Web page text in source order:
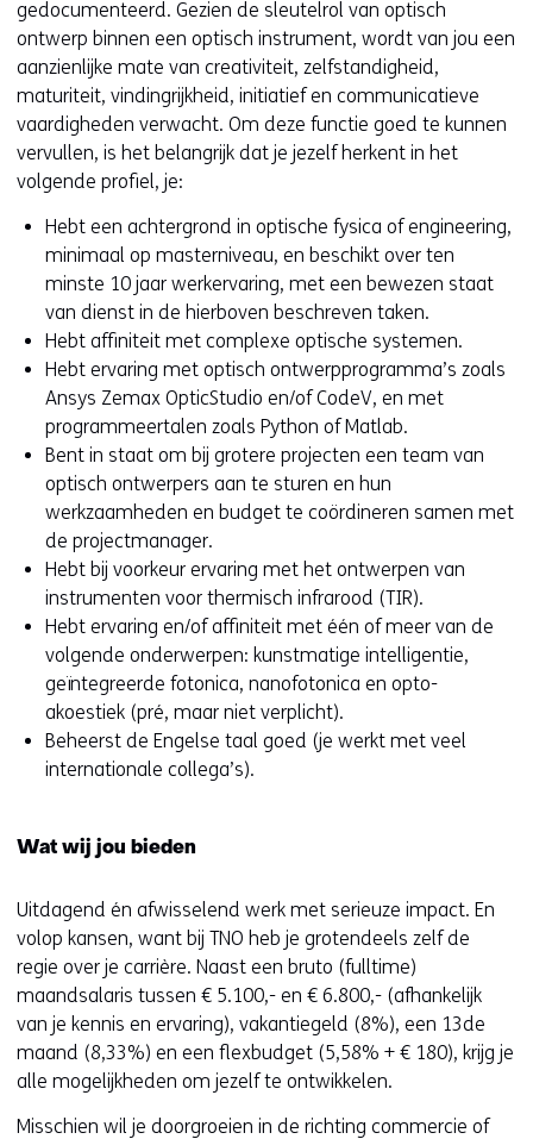
gedocumenteerd. Gezien de sleutelrol van optisch
ontwerp binnen een optisch instrument, wordt van jou een
aanzienlijke mate van creativiteit, zelfstandigheid,
maturiteit, vindingrijkheid, initiatief en communicatieve
vaardigheden verwacht. Om deze functie goed te kunnen
vervullen, is het belangrijk dat je jezelf herkent in het
volgende profiel, je:
Hebt een achtergrond in optische fysica of engineering,
minimaal op masterniveau, en beschikt over ten
minste 10 jaar werkervaring, met een bewezen staat
van dienst in de hierboven beschreven taken.
Hebt affiniteit met complexe optische systemen.
Hebt ervaring met optisch ontwerpprogramma’s zoals
Ansys Zemax OpticStudio en/of CodeV, en met
programmeertalen zoals Python of Matlab.
Bent in staat om bij grotere projecten een team van
optisch ontwerpers aan te sturen en hun
werkzaamheden en budget te coördineren samen met
de projectmanager.
Hebt bij voorkeur ervaring met het ontwerpen van
instrumenten voor thermisch infrarood (TIR).
Hebt ervaring en/of affiniteit met één of meer van de
volgende onderwerpen: kunstmatige intelligentie,
geïntegreerde fotonica, nanofotonica en opto-
akoestiek (pré, maar niet verplicht).
Beheerst de Engelse taal goed (je werkt met veel
internationale collega’s).
Wat wij jou bieden
Uitdagend én afwisselend werk met serieuze impact. En
volop kansen, want bij TNO heb je grotendeels zelf de
regie over je carrière. Naast een bruto (fulltime)
maandsalaris tussen € 5.100,- en € 6.800,- (afhankelijk
van je kennis en ervaring), vakantiegeld (8%), een 13de
maand (8,33%) en een flexbudget (5,58% + € 180), krijg je
alle mogelijkheden om jezelf te ontwikkelen.
Misschien wil je doorgroeien in de richting commercie of